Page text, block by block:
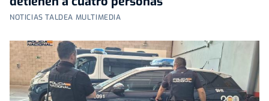
NOTICIAS TALDEA MULTIMEDIA